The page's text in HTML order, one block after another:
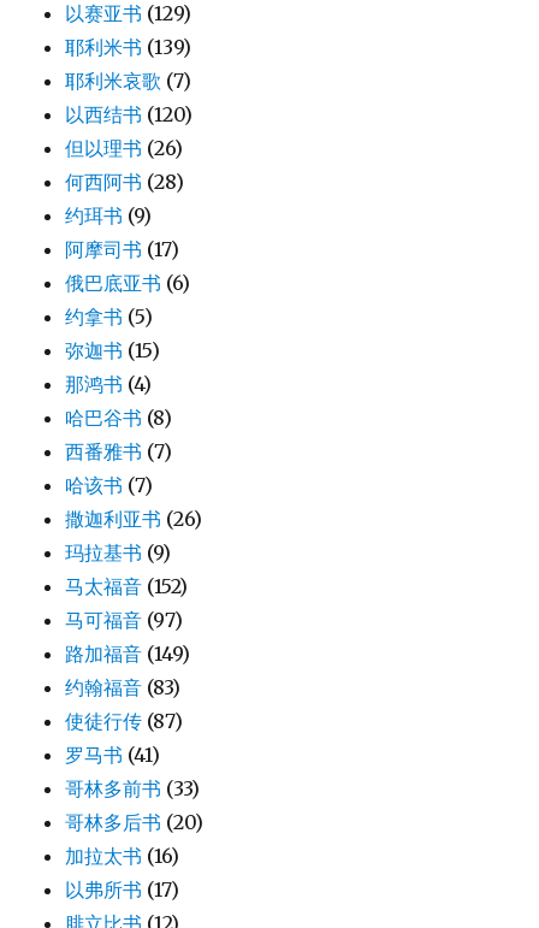
以赛亚书 (129)
耶利米书 (139)
耶利米哀歌 (7)
以西结书 (120)
但以理书 (26)
何西阿书 (28)
约珥书 (9)
阿摩司书 (17)
俄巴底亚书 (6)
约拿书 (5)
弥迦书 (15)
那鸿书 (4)
哈巴谷书 (8)
西番雅书 (7)
哈该书 (7)
撒迦利亚书 (26)
玛拉基书 (9)
马太福音 (152)
马可福音 (97)
路加福音 (149)
约翰福音 (83)
使徒行传 (87)
罗马书 (41)
哥林多前书 (33)
哥林多后书 (20)
加拉太书 (16)
以弗所书 (17)
腓立比书 (12)